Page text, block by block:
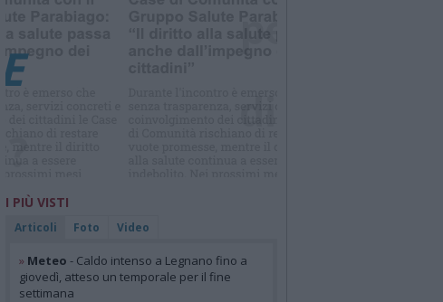
I PIÙ VISTI
Articoli Foto Video
» Meteo - Caldo intenso a Legnano fino a
giovedì, atteso un temporale per il fine
settimana